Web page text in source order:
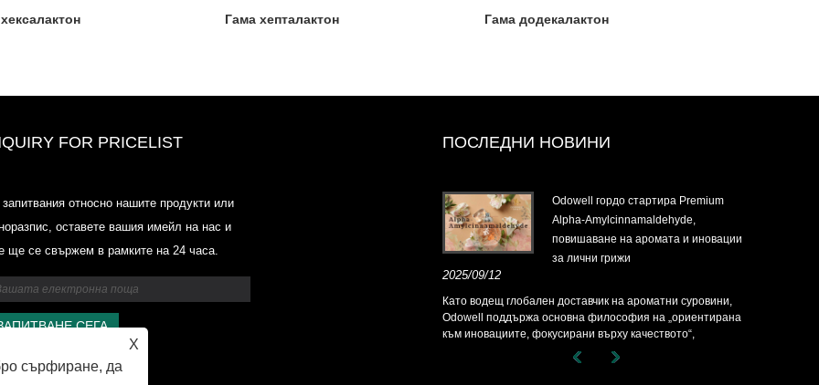
Гама хепталактон Гама додекалактон
FOR PRICELIST
относно нашите продукти или
оставете вашия имейл на нас и
ще се свържем в рамките на 24 часа.
ПОСЛЕДНИ НОВИНИ
2025.6.14-2025.07.25
Odowell гордо стартира Premium
Alpha-Amylcinnamaldehyde,
повишаване на аромата и иновации
за лични грижи
2025/09/12
Като водещ глобален доставчик на ароматни суровини,
Odowell поддържа основна философия на „ориентирана
към иновациите, фокусирани върху качеството“,
последователно предоставяйки превъзходни решения за
аромати на клиентите по целия свят.
X
сърфиране, да